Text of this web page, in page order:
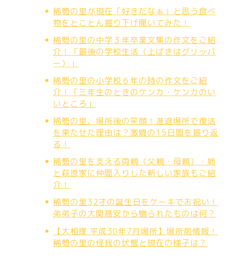
稀勢の里が現在「好きだなぁ」と思う食べ
物をとことん掘り下げ聞いてみた！
稀勢の里の中学３年卒業文集の作文をご紹
介！「最後の学校生活（上ばきはグリッパ
ー）」
稀勢の里の小学校６年の時の作文をご紹
介！「三年生のときのケンカ・ケンカのい
いところ」
稀勢の里、場所後の笑顔！進退場所で復活
を果たせた理由は？激闘の15日間を振り返
る！
稀勢の里を支える両親（父親・母親）・姉
と萩原家に仲間入りした新しい家族もご紹
介！
稀勢の里32才の誕生日をケーキでお祝い！
弟弟子の大関髙安から贈られたものは何？
【大相撲 平成30年7月場所】場所前情報！
稀勢の里の怪我の状態と現在の様子は？